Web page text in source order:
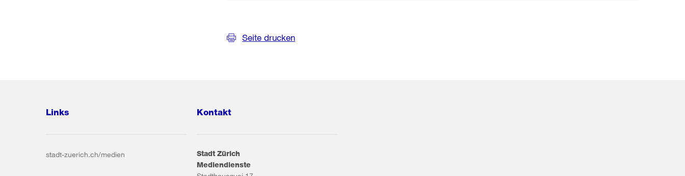
Seite drucken
Links
stadt-zuerich.ch/medien
Kontakt
Stadt Zürich
Mediendienste